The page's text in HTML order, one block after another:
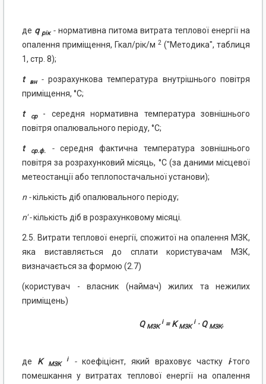
де qрік - нормативна питома витрата теплової енергії на
опалення приміщення, Гкал/рік/м 2 ("Методика", таблиця
1, стр. 8);
t вн - розрахункова температура внутрішнього повітря
приміщення, °C;
t ср- середня нормативна температура зовнішнього
повітря опалювального періоду, °C;
t ср.ф. - середня фактична температура зовнішнього
повітря за розрахунковий місяць, °C (за даними місцевої
метеостанції або теплопостачальної установи);
n -кількість діб опалювального періоду;
n' -кількість діб в розрахунковому місяці.
2.5. Витрати теплової енергії, спожитої на опалення МЗК,
яка виставляється до сплати користувачам МЗК,
визначається за формою (2.7)
(користувач - власник (наймач) жилих та нежилих
приміщень)
QМЗК
i= KМЗК
i· QМЗК,
де KМЗК
i - коефіцієнт, який враховує частку i-того
помешкання у витратах теплової енергії на опалення